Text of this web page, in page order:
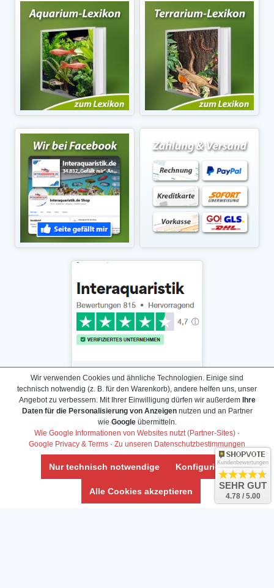
Daten­schutz­erklärung
Widerrufs­recht /Widerrufs­formular
AGB & Info
Impressum
Umwelt und Entsorgung
Vertrag widerrufen
Wir verwenden Cookies und ähnliche Technologien. Einige sind
technisch notwendig (z. B. für den Warenkorb), andere helfen uns, unser
Angebot zu verbessern. Mit Ihrer Einwilligung dürfen wir außerdem Ihre
Daten für die Personalisierung von Anzeigennutzen und an Partner
wie Googleübermitteln.
Wie Google Informationen von Websites nutzt (Partner-Sites) ·
Google Privacy & Terms · Zu unseren Datenschutzbestimmungen
Nur technisch notwendige Konfigurieren
Alle Cookies akzeptieren
Kundenbewertungen
SEHR GUT
4.78 / 5.00